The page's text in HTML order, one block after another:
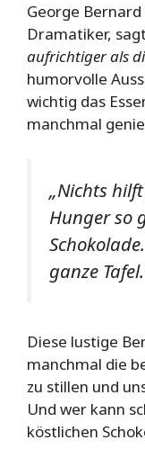
George
Dramatiker,
aufrichtiger als
humorvolle
wichtig das
manchmal
„Nichts
Hunger so
ganze
Diese lustige
manchmal die
zu stillen und
Und wer kann
köstlichen